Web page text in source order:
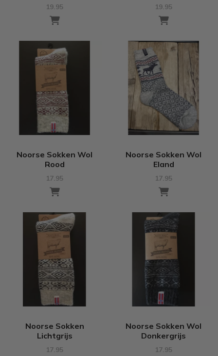
19.95 19.95
Noorse Sokken Wol
Rood
17.95
Noorse Sokken Wol
Eland
17.95
Noorse Sokken
Lichtgrijs
17.95
Noorse Sokken Wol
Donkergrijs
17.95